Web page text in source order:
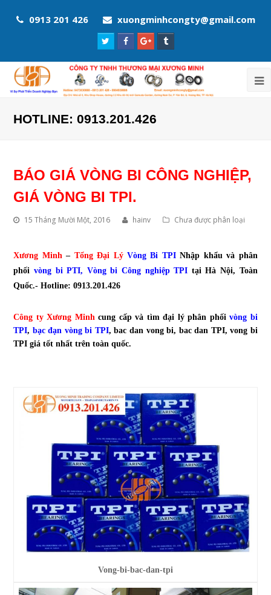
0913 201 426 xuongminhcongty@gmail.com
TwitterFacebook
Google
Profile
Tumblr
HOTLINE: 0913.201.426
BÁO GIÁ VÒNG BI CÔNG NGHIỆP,
GIÁ VÒNG BI TPI.
15 Tháng Mười Một, 2016 hainv Chưa được phân loại
Xương Minh– Tổng Đại LýVòng Bi TPI Nhập khẩu và phân
phốivòng bi PTI, Vòng bi Công nghiệp TPI tại Hà Nội, Toàn
Quốc.- Hotline: 0913.201.426
Công ty Xương Minh cung cấp và tìm đại lý phân phốivòng bi
TPI, bạc đạn vòng bi TPI, bac dan vong bi, bac dan TPI, vong bi
TPI giá tốt nhất trên toàn quốc.
Vong-bi-bac-dan-tpi